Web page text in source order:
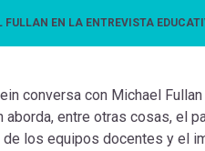
FULLAN EN LA ENTREVISTA
conversa con Michael
aborda, entre otras cosas, el
de los equipos docentes y el